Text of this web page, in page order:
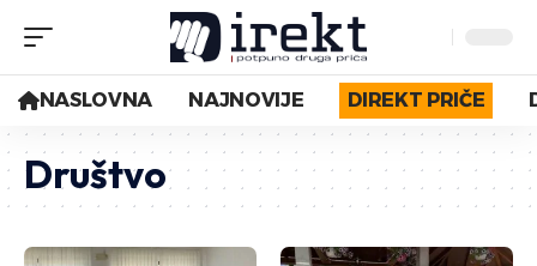
NASLOVNA NAJNOVIJE DIREKT PRIČE
Društvo